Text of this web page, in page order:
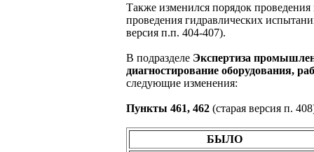
Также изменился порядок
проведения гидравлических
версия п.п. 404-407).
В подразделе Экспертиза
диагностирование оборудования,
следующие изменения:
Пункты 461, 462 (старая версия п.
БЫЛО